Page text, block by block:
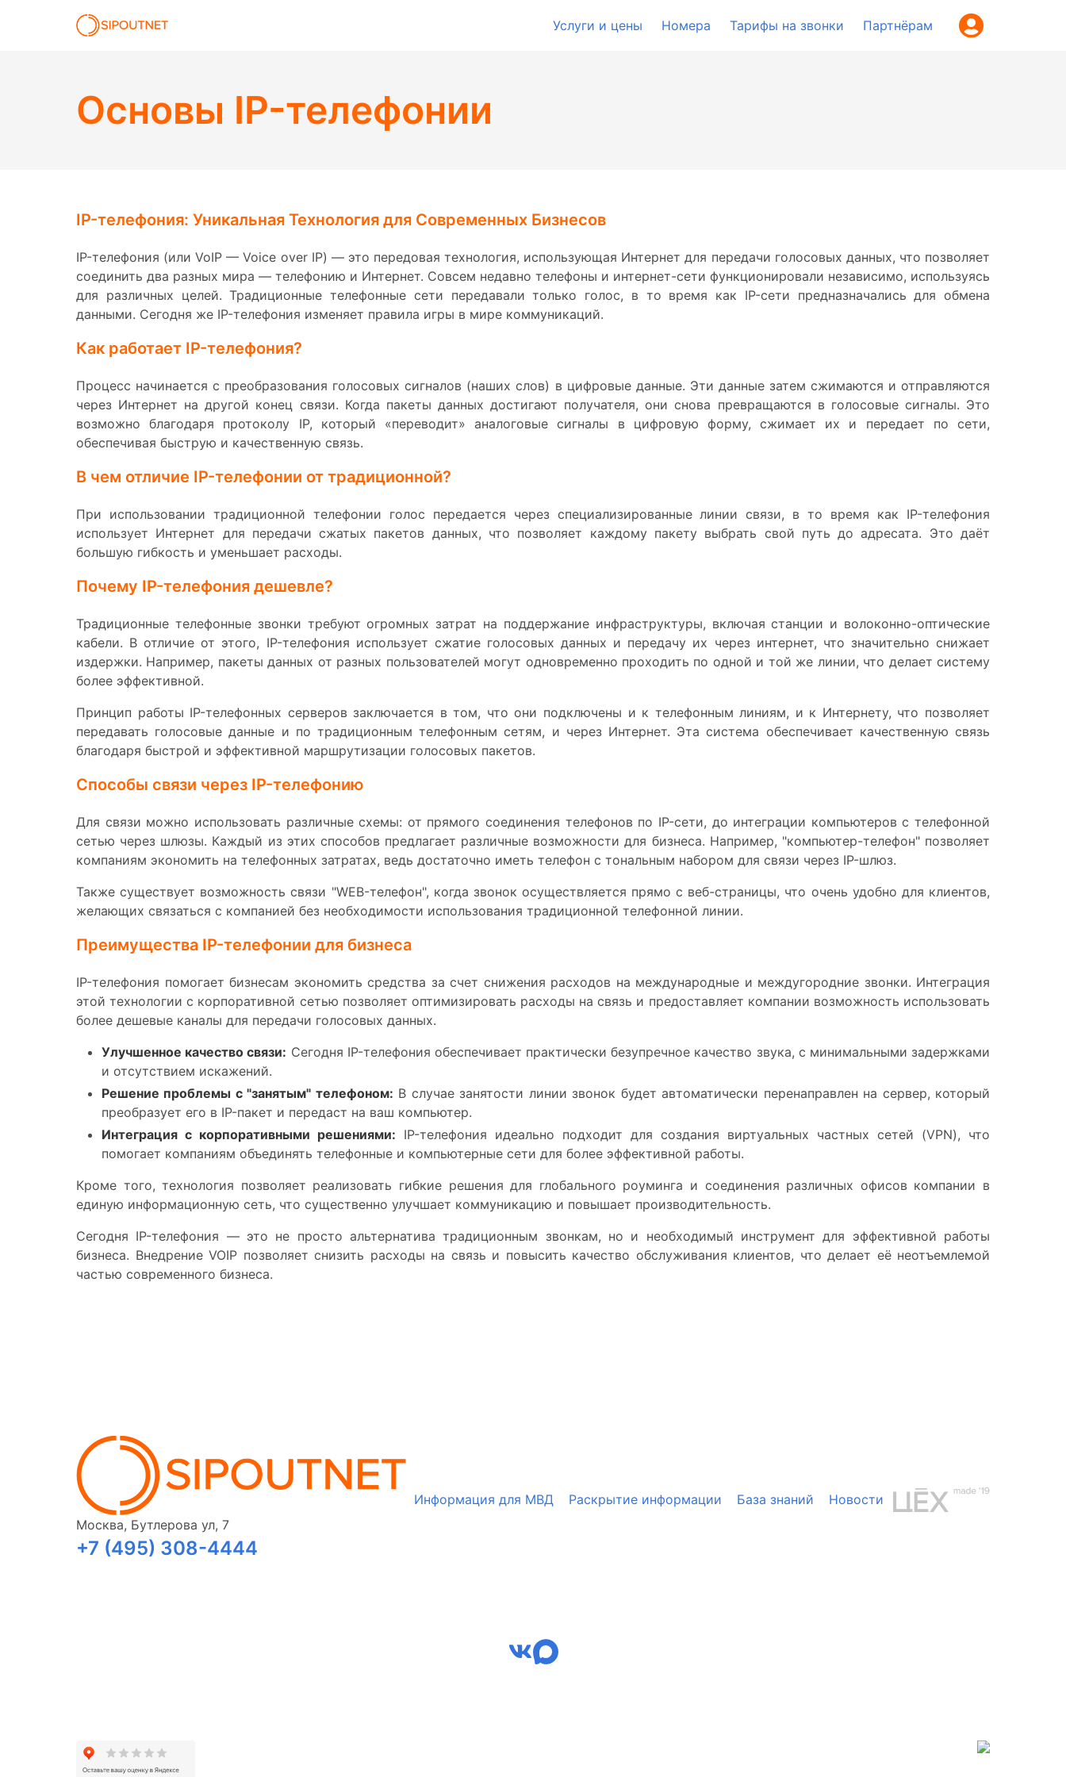
Услуги и цены Номера Тарифы на звонки Партнёрам
Основы IP-телефонии
IP-телефония: Уникальная Технология для Современных Бизнесов
IP-телефония (или VoIP — Voice over IP) — это передовая технология, использующая Интернет для передачи голосовых данных, что позволяет
соединить два разных мира — телефонию и Интернет. Совсем недавно телефоны и интернет-сети функционировали независимо, используясь
для различных целей. Традиционные телефонные сети передавали только голос, в то время как IP-сети предназначались для обмена
данными. Сегодня же IP-телефония изменяет правила игры в мире коммуникаций.
Как работает IP-телефония?
Процесс начинается с преобразования голосовых сигналов (наших слов) в цифровые данные. Эти данные затем сжимаются и отправляются
через Интернет на другой конец связи. Когда пакеты данных достигают получателя, они снова превращаются в голосовые сигналы. Это
возможно благодаря протоколу IP, который «переводит» аналоговые сигналы в цифровую форму, сжимает их и передает по сети,
обеспечивая быструю и качественную связь.
В чем отличие IP-телефонии от традиционной?
При использовании традиционной телефонии голос передается через специализированные линии связи, в то время как IP-телефония
использует Интернет для передачи сжатых пакетов данных, что позволяет каждому пакету выбрать свой путь до адресата. Это даёт
большую гибкость и уменьшает расходы.
Почему IP-телефония дешевле?
Традиционные телефонные звонки требуют огромных затрат на поддержание инфраструктуры, включая станции и волоконно-оптические
кабели. В отличие от этого, IP-телефония использует сжатие голосовых данных и передачу их через интернет, что значительно снижает
издержки. Например, пакеты данных от разных пользователей могут одновременно проходить по одной и той же линии, что делает систему
более эффективной.
Принцип работы IP-телефонных серверов заключается в том, что они подключены и к телефонным линиям, и к Интернету, что позволяет
передавать голосовые данные и по традиционным телефонным сетям, и через Интернет. Эта система обеспечивает качественную связь
благодаря быстрой и эффективной маршрутизации голосовых пакетов.
Способы связи через IP-телефонию
Для связи можно использовать различные схемы: от прямого соединения телефонов по IP-сети, до интеграции компьютеров с телефонной
сетью через шлюзы. Каждый из этих способов предлагает различные возможности для бизнеса. Например, "компьютер-телефон" позволяет
компаниям экономить на телефонных затратах, ведь достаточно иметь телефон с тональным набором для связи через IP-шлюз.
Также существует возможность связи "WEB-телефон", когда звонок осуществляется прямо с веб-страницы, что очень удобно для клиентов,
желающих связаться с компанией без необходимости использования традиционной телефонной линии.
Преимущества IP-телефонии для бизнеса
IP-телефония помогает бизнесам экономить средства за счет снижения расходов на международные и междугородние звонки. Интеграция
этой технологии с корпоративной сетью позволяет оптимизировать расходы на связь и предоставляет компании возможность использовать
более дешевые каналы для передачи голосовых данных.
Улучшенное качество связи: Сегодня IP-телефония обеспечивает практически безупречное качество звука, с минимальными задержками
и отсутствием искажений.
Решение проблемы с "занятым" телефоном: В случае занятости линии звонок будет автоматически перенаправлен на сервер, который
преобразует его в IP-пакет и передаст на ваш компьютер.
Интеграция с корпоративными решениями: IP-телефония идеально подходит для создания виртуальных частных сетей (VPN), что
помогает компаниям объединять телефонные и компьютерные сети для более эффективной работы.
Кроме того, технология позволяет реализовать гибкие решения для глобального роуминга и соединения различных офисов компании в
единую информационную сеть, что существенно улучшает коммуникацию и повышает производительность.
Сегодня IP-телефония — это не просто альтернатива традиционным звонкам, но и необходимый инструмент для эффективной работы
бизнеса. Внедрение VOIP позволяет снизить расходы на связь и повысить качество обслуживания клиентов, что делает её неотъемлемой
частью современного бизнеса.
Москва, Бутлерова ул, 7
+7 (495) 308-4444
Информация для МВД Раскрытие информации База знаний Новости